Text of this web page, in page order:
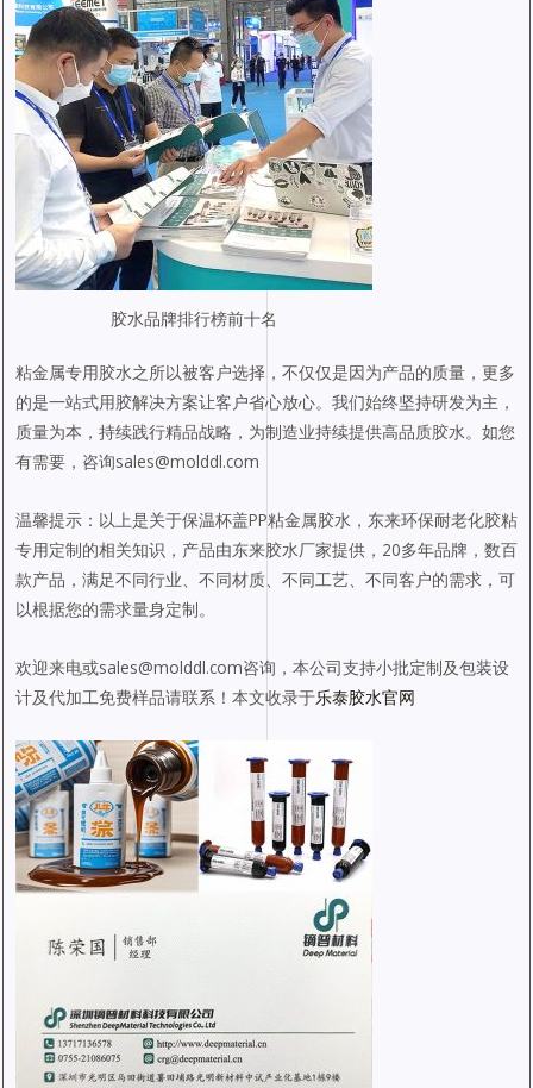
胶水品牌排行榜前十名
粘金属专用胶水之所以被客户选择，不仅仅是因为产品的质量，更多
的是一站式用胶解决方案让客户省心放心。我们始终坚持研发为主，
质量为本，持续践行精品战略，为制造业持续提供高品质胶水。如您
有需要，咨询sales@molddl.com
温馨提示：以上是关于保温杯盖PP粘金属胶水，东来环保耐老化胶粘
专用定制的相关知识，产品由东来胶水厂家提供，20多年品牌，数百
款产品，满足不同行业、不同材质、不同工艺、不同客户的需求，可
以根据您的需求量身定制。
欢迎来电或sales@molddl.com咨询，本公司支持小批定制及包装设
计及代加工免费样品请联系！本文收录于乐泰胶水官网